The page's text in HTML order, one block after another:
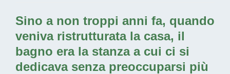
Sino a non troppi anni fa, quando
veniva ristrutturata la casa, il
bagno era la stanza a cui ci si
dedicava senza preoccuparsi più